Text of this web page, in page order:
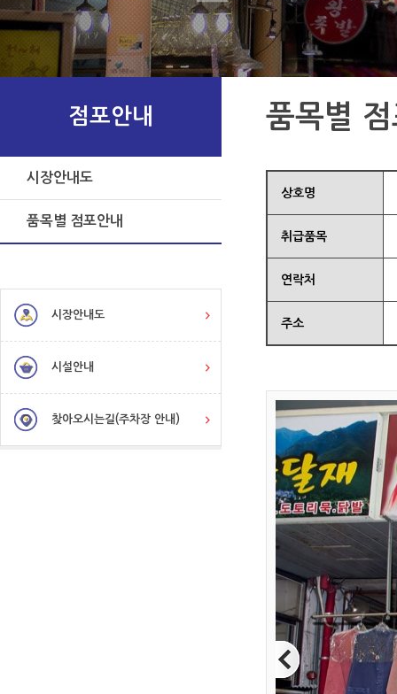
점포안내
시장안내도
품목별 점포안내
시장안내도
시설안내
찾아오시는길(주차장 안내)
품목별
상호명
취급품목
연락처
주소